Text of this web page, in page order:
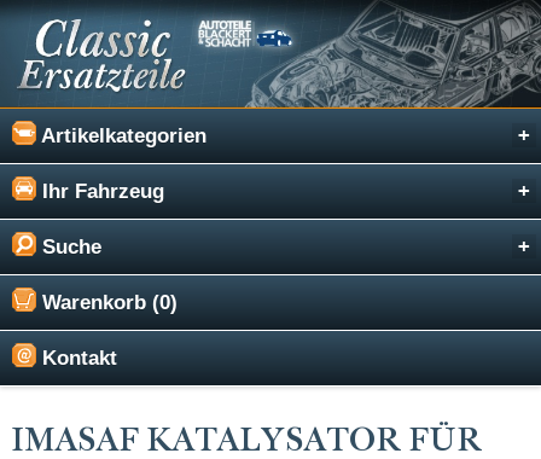
Artikelkategorien
Ihr Fahrzeug
Suche
Warenkorb (0)
Kontakt
IMASAF KATALYSATOR FÜR